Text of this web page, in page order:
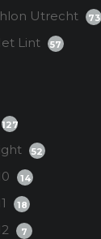
Utrecht 73
Lint 57
127
52
14
18
7